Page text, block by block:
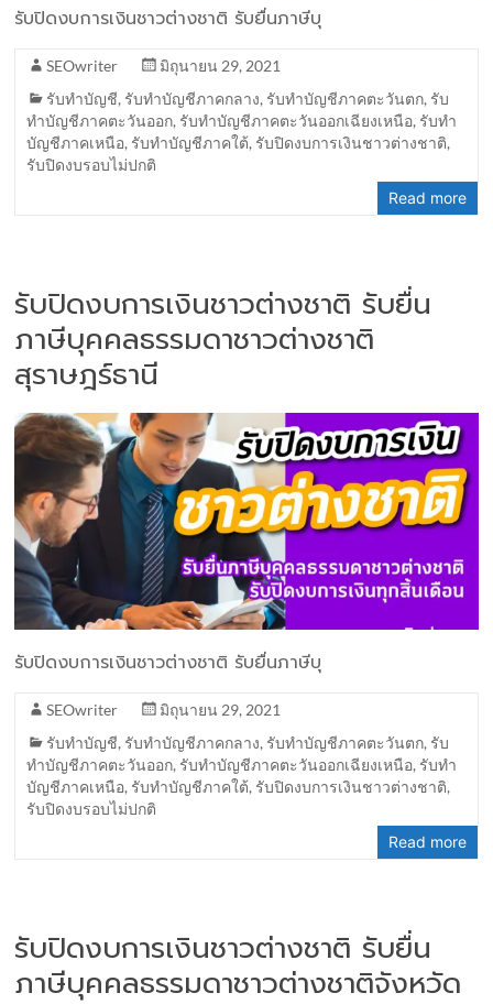
รับปิดงบการเงินชาวต่างชาติ รับยื่นภาษีบุ
SEOwriter
มิถุนายน 29, 2021
รับทำบัญชี, รับทำบัญชีภาคกลาง, รับทำบัญชีภาคตะวันตก, รับ
ทำบัญชีภาคตะวันออก, รับทำบัญชีภาคตะวันออกเฉียงเหนือ, รับทำ
บัญชีภาคเหนือ, รับทำบัญชีภาคใต้, รับปิดงบการเงินชาวต่างชาติ,
รับปิดงบรอบไม่ปกติ
Read more
รับปิดงบการเงินชาวต่างชาติ รับยื่น
ภาษีบุคคลธรรมดาชาวต่างชาติ
สุราษฎร์ธานี
รับปิดงบการเงินชาวต่างชาติ รับยื่นภาษีบุ
SEOwriter
มิถุนายน 29, 2021
รับทำบัญชี, รับทำบัญชีภาคกลาง, รับทำบัญชีภาคตะวันตก, รับ
ทำบัญชีภาคตะวันออก, รับทำบัญชีภาคตะวันออกเฉียงเหนือ, รับทำ
บัญชีภาคเหนือ, รับทำบัญชีภาคใต้, รับปิดงบการเงินชาวต่างชาติ,
รับปิดงบรอบไม่ปกติ
Read more
รับปิดงบการเงินชาวต่างชาติ รับยื่น
ภาษีบุคคลธรรมดาชาวต่างชาติจังหวัด